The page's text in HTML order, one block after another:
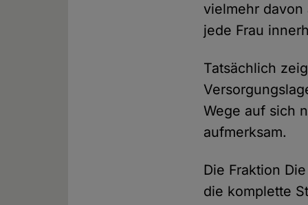
vielmehr davon
jede Frau
Tatsächlich
Wege auf sich
aufmerksam.
Die Fraktion
die komplette